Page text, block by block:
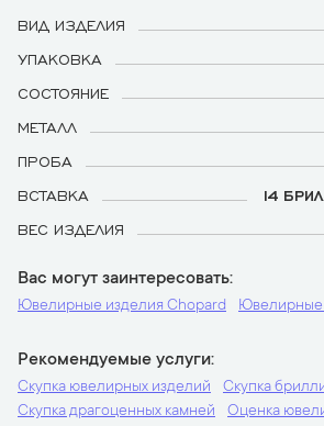
ВИД ИЗДЕЛИЯ
УПАКОВКА
СОСТОЯНИЕ
МЕТАЛЛ
ПРОБА
ВСТАВКА
14
ВЕС ИЗДЕЛИЯ
Вас могут заинтересовать
Ювелирные изделия Chopard Ювелирные
Рекомендуемые услуги
Скупка ювелирных изделий
Скупка
Скупка драгоценных камней
Оценка